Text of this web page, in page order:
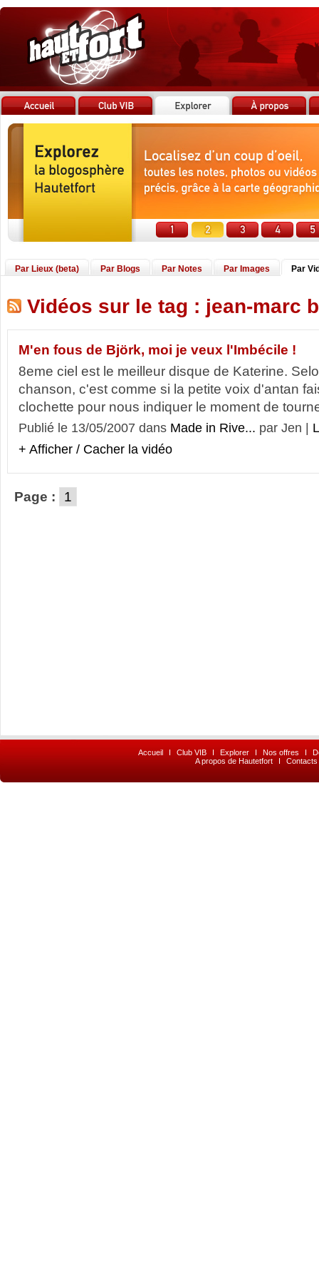
Par Lieux (beta) Par Blogs Par Notes Par Images Par
Vidéos sur le tag : jean-marc
M'en fous de Björk, moi je veux l'Imbécile !
8eme ciel est le meilleur disque de Katerine.
chanson, c'est comme si la petite voix d'antan
clochette pour nous indiquer le moment de
Publié le 13/05/2007 dans Made in Rive... par Jen |
+ Afficher / Cacher la vidéo
Page : 1
Accueil I Club VIB I Explorer I Nos offres I
A propos de Hautetfort
I Contacts